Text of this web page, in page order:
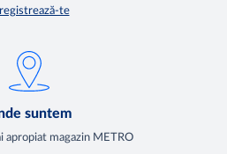
te
suntem
apropiat magazin METRO